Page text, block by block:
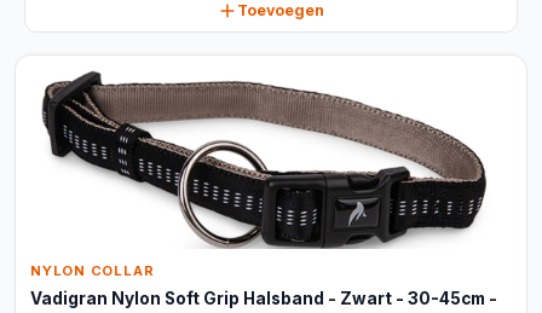
Toevoegen
NYLON COLLAR
Vadigran Nylon Soft Grip Halsband - Zwart - 30-45cm -